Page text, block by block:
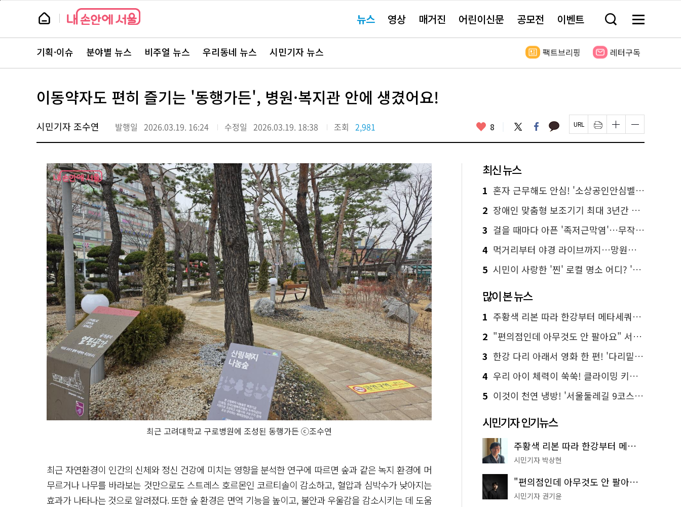
본
뉴
스 요뉴스 영상 매거진 어린이신문 공모전 이벤트 검
창
기
메
전
보
뉴
스
주
서
바
로
기획·이슈 분야별 뉴스 비주얼 뉴스 우리동네 뉴스 시민기자 뉴스 팩트브리핑 레터구독
이동약자도 편히 즐기는 '동행가든', 병원·복지관 안에 생겼어요!
시민기자 조수연 발행일 2026.03.19. 16:24 수정일 2026.03.19. 18:38 조회 2,981 좋
요
8 트
위
터
페
이
스
카
카 페
이
지
인
쇄
하
글
자
크
하
기
글
자
크
하
기
최근 고려대학교 구로병원에 조성된 동행가든 ⓒ조수연
최근 자연환경이 인간의 신체와 정신 건강에 미치는 영향을 분석한 연구에 따르면 숲과 같은 녹지 환경에 머
무르거나 나무를 바라보는 것만으로도 스트레스 호르몬인 코르티솔이 감소하고, 혈압과 심박수가 낮아지는
효과가 나타나는 것으로 알려졌다. 또한 숲 환경은 면역 기능을 높이고, 불안과 우울감을 감소시키는 데 도움
최신 뉴스
1 혼자 근무해도 안심! '소상공인안심벨' 신청하세요
2 장애인 맞춤형 보조기기 최대 3년간 무상 대여…삶의 질 높인다
3 걸을 때마다 아픈 '족저근막염'…무작정 참지 말고 '이것' 해보세요!
4 먹거리부터 야경 라이브까지…망원한강공원 알짜 코스
5 시민이 사랑한 '찐' 로컬 명소 어디? '서울에디션25' 추천 코스
많이 본 뉴스
1 주황색 리본 따라 한강부터 메타세쿼이아 숲길까지…서울둘레길 15코스
2 "편의점인데 아무것도 안 팔아요" 서울에서 가장 특별한 편의점의 정체
3 한강 다리 아래서 영화 한 편! '다리밑 영화관' 무료 상영
4 우리 아이 체력이 쑥쑥! 클라이밍 키즈카페·어린이 체력장
5 이것이 천연 냉방! '서울둘레길 9코스'로 숲속 피서 떠나볼까
시민기자 인기뉴스
주황색 리본 따라 한강부터 메타세쿼이아 숲길까지…서울둘레길 15코스
시민기자 박상현
"편의점인데 아무것도 안 팔아요" 서울에서 가장 특별한 편의점의 정체
시민기자 권기윤
페